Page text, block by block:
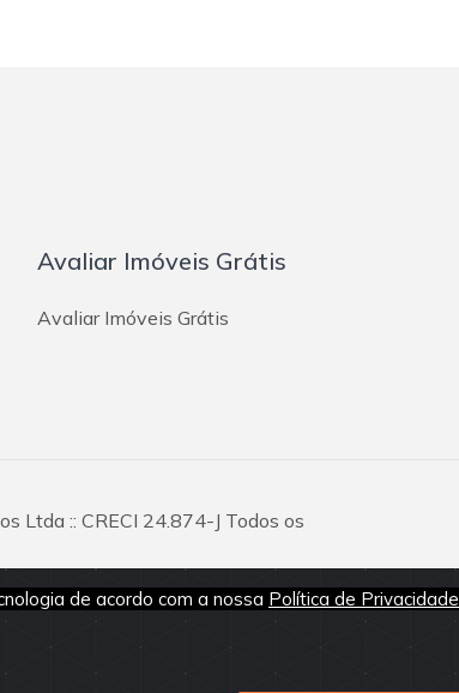
de acordo com a nossa Política de Privacidade
Avaliar Imóveis Grátis
Avaliar Imóveis Grátis
Ltda :: CRECI 24.874-J Todos os